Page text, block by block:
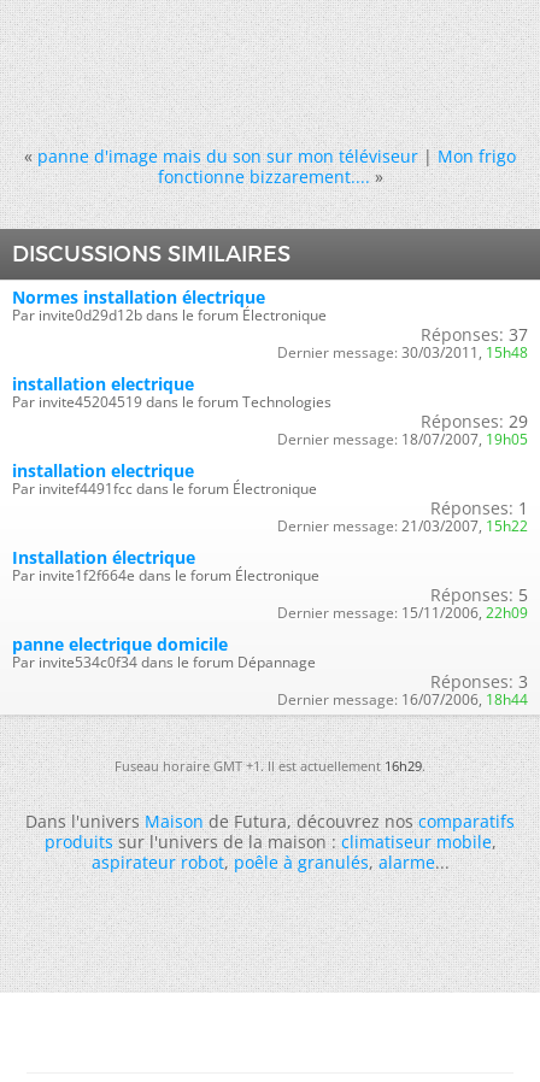
« panne d'image mais du son sur mon téléviseur|Mon frigo
fonctionne bizzarement.... »
DISCUSSIONS SIMILAIRES
Normes installation électrique
Par invite0d29d12b dans le forum Électronique
Réponses: 37
Dernier message: 30/03/2011, 15h48
installation electrique
Par invite45204519 dans le forum Technologies
Réponses: 29
Dernier message: 18/07/2007, 19h05
installation electrique
Par invitef4491fcc dans le forum Électronique
Réponses: 1
Dernier message: 21/03/2007, 15h22
Installation électrique
Par invite1f2f664e dans le forum Électronique
Réponses: 5
Dernier message: 15/11/2006, 22h09
panne electrique domicile
Par invite534c0f34 dans le forum Dépannage
Réponses: 3
Dernier message: 16/07/2006, 18h44
Fuseau horaire GMT +1. Il est actuellement16h29.
Dans l'universMaisonde Futura, découvrez noscomparatifs
produitssur l'univers de la maison :climatiseur mobile,
aspirateur robot,poêle à granulés,alarme...